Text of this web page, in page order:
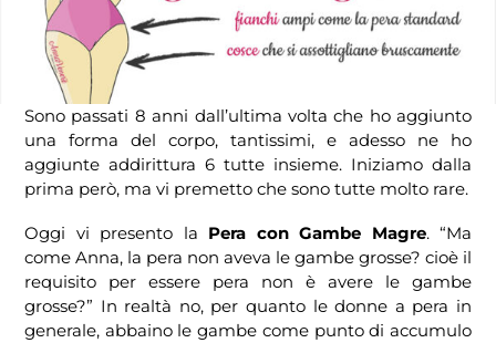
Sono passati 8 anni dall’ultima volta che ho aggiunto
una forma del corpo, tantissimi, e adesso ne ho
aggiunte addirittura 6 tutte insieme. Iniziamo dalla
prima però, ma vi premetto che sono tutte molto rare.
Oggi vi presento la Pera con Gambe Magre. “Ma
come Anna, la pera non aveva le gambe grosse? cioè il
requisito per essere pera non è avere le gambe
grosse?” In realtà no, per quanto le donne a pera in
generale, abbaino le gambe come punto di accumulo